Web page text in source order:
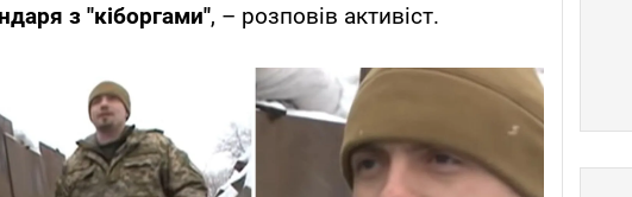
з "кіборгами", – розповів активіст.